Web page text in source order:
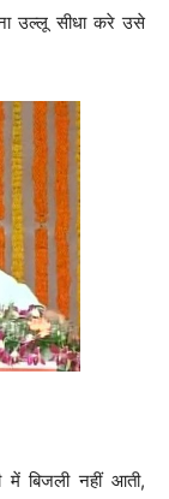
उल्लू सीधा करे उसे
में बिजली नहीं आती,